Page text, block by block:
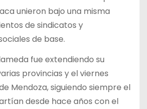
unieron bajo una misma
de sindicatos y
de base.
fue extendiendo su
provincias y el viernes
Mendoza, siguiendo siempre el
desde hace años con el